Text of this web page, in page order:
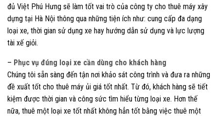
đủ Việt Phú Hưng sẽ làm tốt vai trò của công ty cho thuê máy xây
dựng tại Hà Nội thông qua những tiện ích như: cung cấp đa dạng
loại xe, thời gian sử dụng xe hay hướng dẫn sử dụng và lực lượng
tài xế giỏi.
– Phục vụ đúng loại xe cần dùng cho khách hàng
Chúng tôi sẵn sàng đến tận nơi khảo sát công trình và đưa ra những
đề xuất tốt cho thuê máy ủi giá tốt nhất. Từ đó, khách hàng sẽ tiết
kiệm được thời gian và công sức tìm hiểu từng loại xe. Hơn thế
nữa, thuê một loại xe tốt nhất không hẳn tốt bằng việc thuê một